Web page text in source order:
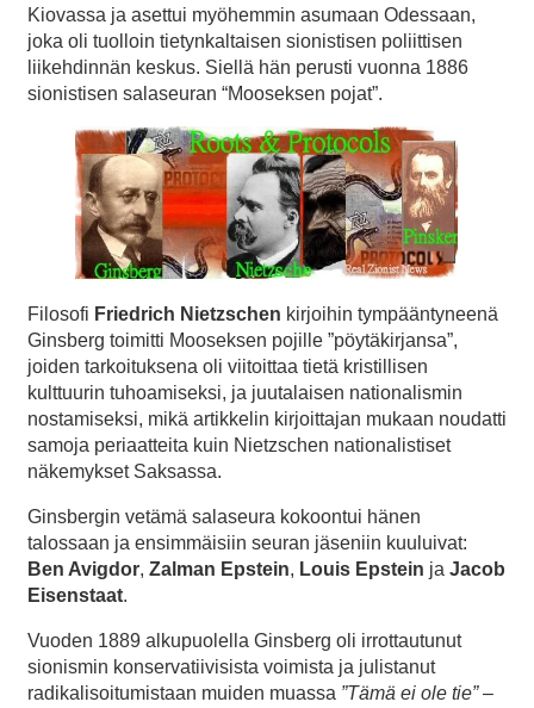
Kiovassa ja asettui myöhemmin asumaan Odessaan,
joka oli tuolloin tietynkaltaisen sionistisen poliittisen
liikehdinnän keskus. Siellä hän perusti vuonna 1886
sionistisen salaseuran “Mooseksen pojat”.
Filosofi Friedrich Nietzschen kirjoihin tympääntyneenä
Ginsberg toimitti Mooseksen pojille ”pöytäkirjansa”,
joiden tarkoituksena oli viitoittaa tietä kristillisen
kulttuurin tuhoamiseksi, ja juutalaisen nationalismin
nostamiseksi, mikä artikkelin kirjoittajan mukaan noudatti
samoja periaatteita kuin Nietzschen nationalistiset
näkemykset Saksassa.
Ginsbergin vetämä salaseura kokoontui hänen
talossaan ja ensimmäisiin seuran jäseniin kuuluivat:
Ben Avigdor, Zalman Epstein, Louis Epstein ja Jacob
Eisenstaat.
Vuoden 1889 alkupuolella Ginsberg oli irrottautunut
sionismin konservatiivisista voimista ja julistanut
radikalisoitumistaan muiden muassa ”Tämä ei ole tie”–